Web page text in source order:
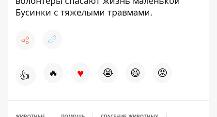
Бусинки с тяжелыми травмами.
👍 🔥 ♥ 😭 😆 😡